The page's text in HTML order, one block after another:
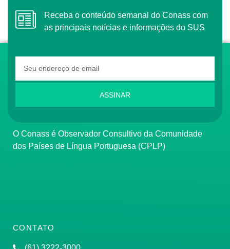
Receba o conteúdo semanal do Conass com
as principais notícias e informações do SUS
ASSINAR
O Conass é Observador Consultivo da Comunidade
dos Países de Língua Portuguesa (CPLP)
CONTATO